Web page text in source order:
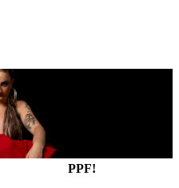
PPF!